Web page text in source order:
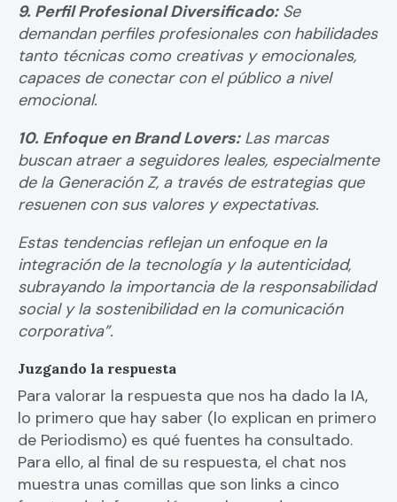
9. Perfil Profesional Diversificado:Se
demandan perfiles profesionales con habilidades
tanto técnicas como creativas y emocionales,
capaces de conectar con el público a nivel
emocional.
10. Enfoque en Brand Lovers:Las marcas
buscan atraer a seguidores leales, especialmente
de la Generación Z, a través de estrategias que
resuenen con sus valores y expectativas.
Estas tendencias reflejan un enfoque en la
integración de la tecnología y la autenticidad,
subrayando la importancia de la responsabilidad
social y la sostenibilidad en la comunicación
corporativa​”.
Juzgando la respuesta
Para valorar la respuesta que nos ha dado la IA,
lo primero que hay saber (lo explican en primero
de Periodismo) es qué fuentes ha consultado.
Para ello, al final de su respuesta, el chat nos
muestra unas comillas que son links a cinco